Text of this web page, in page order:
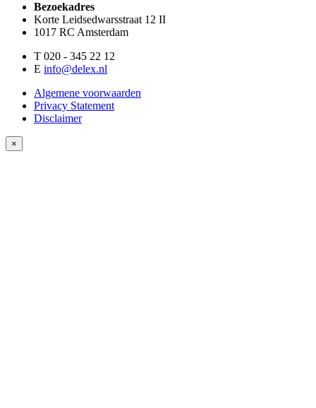
Bezoekadres
Korte Leidsedwarsstraat 12 II
1017 RC Amsterdam
T 020 - 345 22 12
E info@delex.nl
Algemene voorwaarden
Privacy Statement
Disclaimer
×